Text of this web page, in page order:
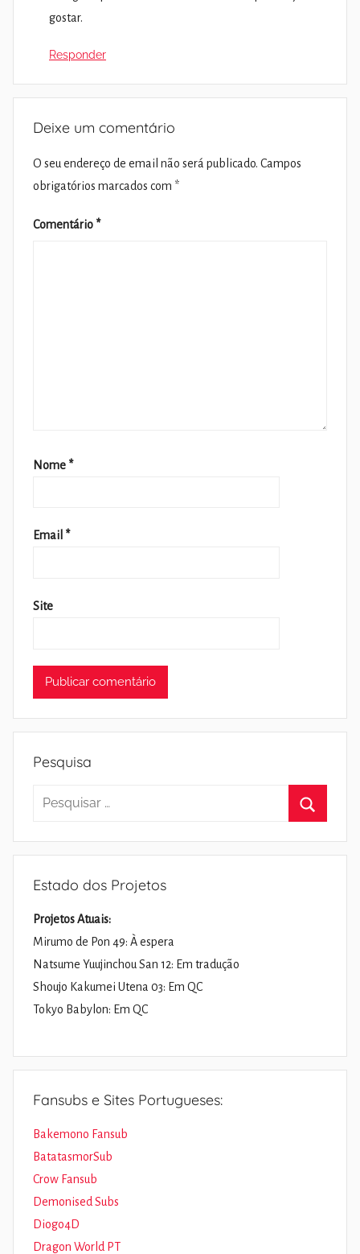
gostar.
Responder
Deixe um comentário
O seu endereço de email não será publicado. Campos
obrigatórios marcados com *
Comentário *
Nome *
Email *
Site
Pesquisa
Pesquisar
Estado dos Projetos
Projetos Atuais:
Mirumo de Pon 49: À espera
Natsume Yuujinchou San 12: Em tradução
Shoujo Kakumei Utena 03: Em QC
Tokyo Babylon: Em QC
Fansubs e Sites Portugueses:
Bakemono Fansub
BatatasmorSub
Crow Fansub
Demonised Subs
Diogo4D
Dragon World PT